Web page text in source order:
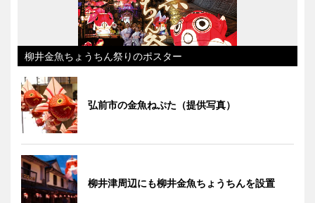
柳井金魚ちょうちん祭りのポスター
弘前市の金魚ねぷた（提供写真）
柳井津周辺にも柳井金魚ちょうちんを設置